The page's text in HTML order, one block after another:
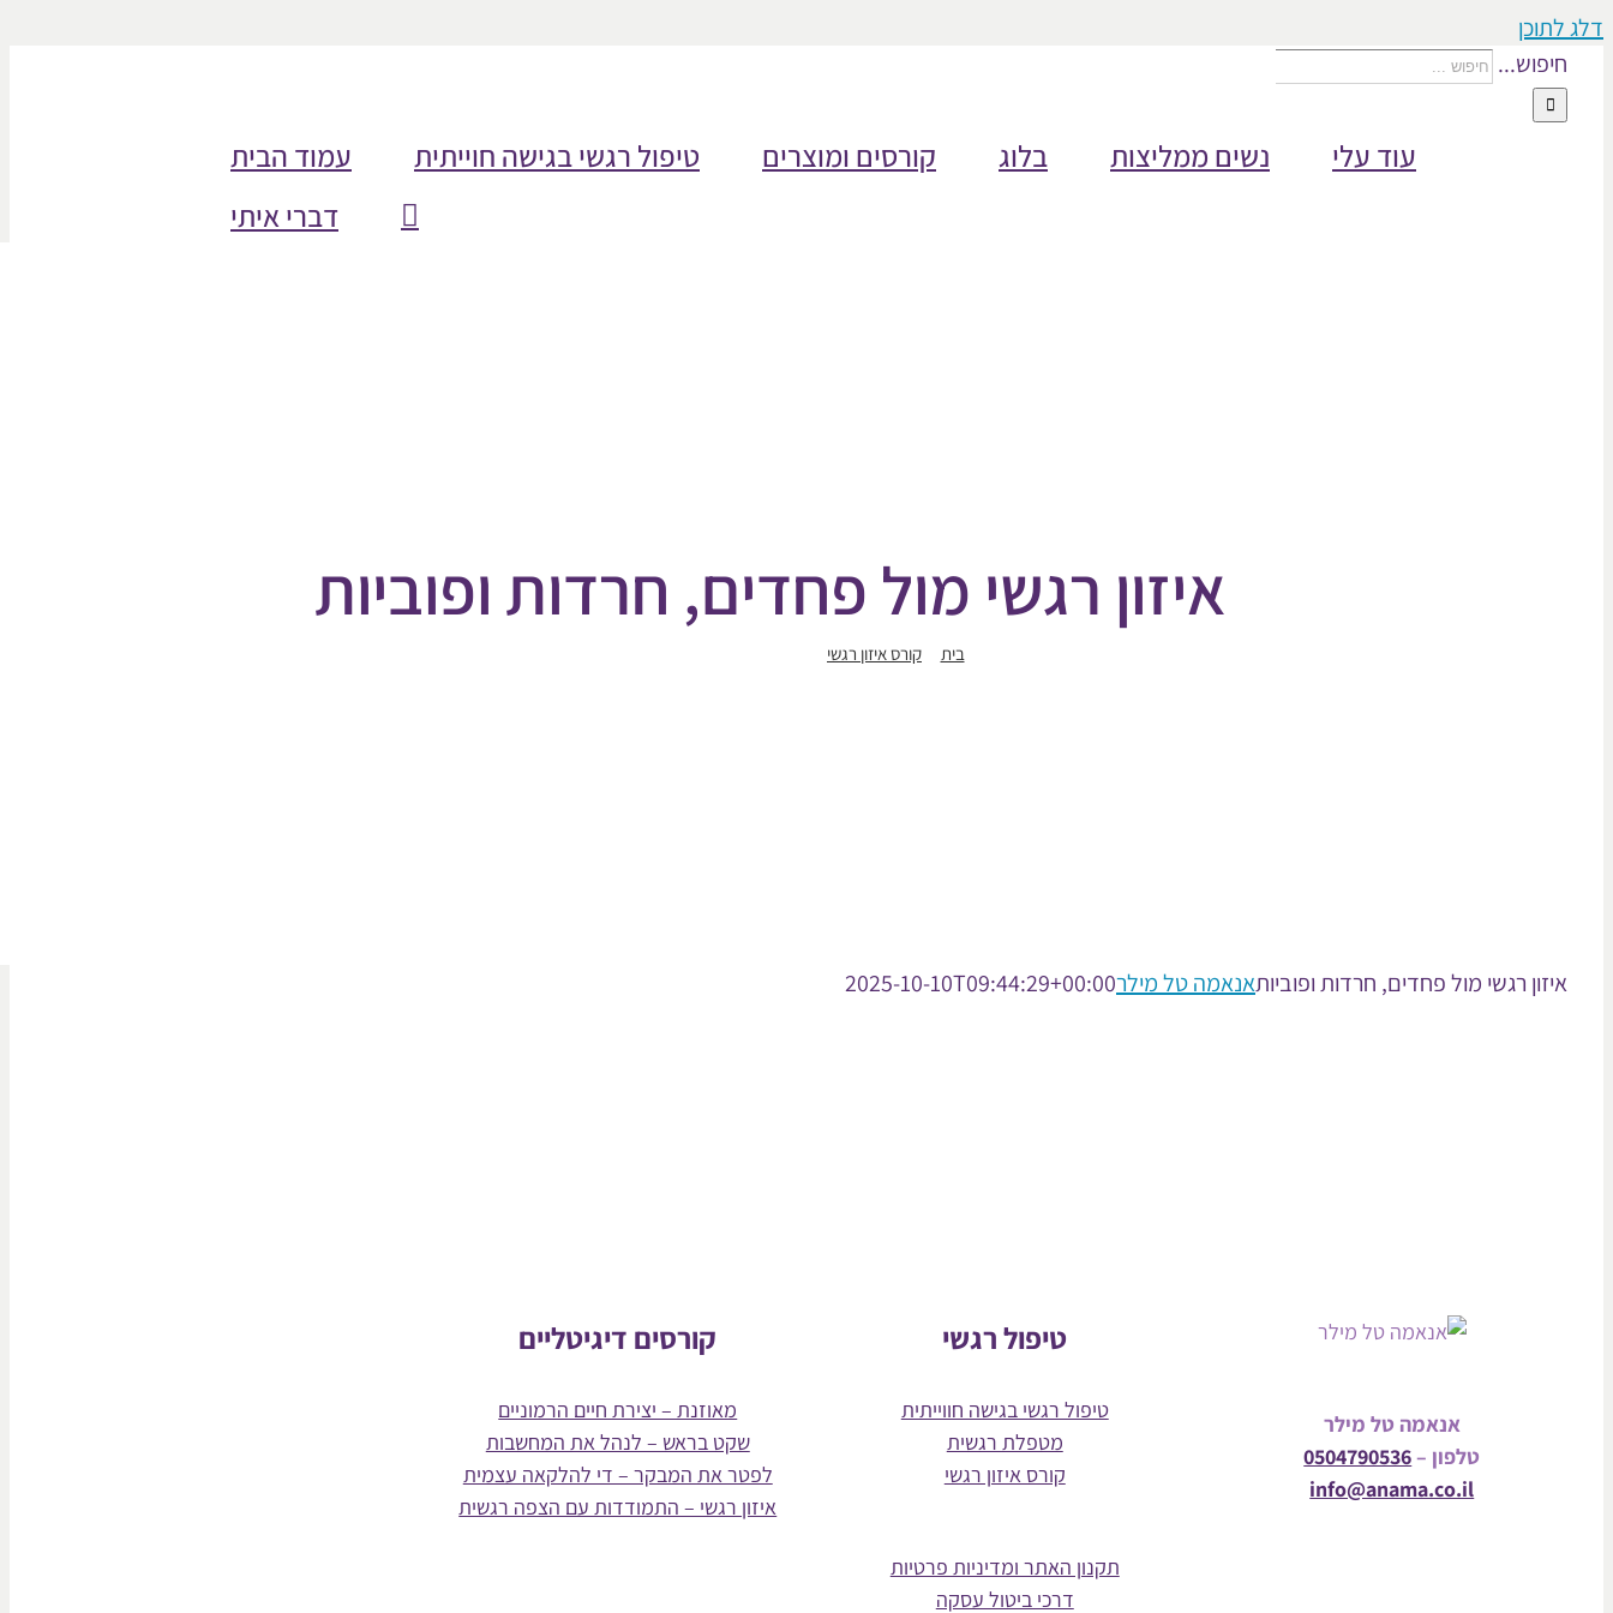
דלג לתוכן
חיפוש...
עמוד הבית טיפול רגשי בגישה חוייתית קורסים ומוצרים בלוג נשים ממליצות
עוד עלי
דברי איתי
איזון רגשי מול פחדים, חרדות ופוביות
בית קורס איזון רגשי
איזון רגשי מול פחדים, חרדות ופוביותאנאמה טל מילר2025-10-10T09:44:29+00:00
אנאמה טל מילר
טלפון –0504790536
info@anama.co.il
טיפול רגשי
טיפול רגשי בגישה חווייתית
מטפלת רגשית
קורס איזון רגשי
תקנון האתר ומדיניות פרטיות
דרכי ביטול עסקה
קורסים דיגיטליים
מאוזנת – יצירת חיים הרמוניים
שקט בראש – לנהל את המחשבות
לפטר את המבקר – די להלקאה עצמית
איזון רגשי – התמודדות עם הצפה רגשית